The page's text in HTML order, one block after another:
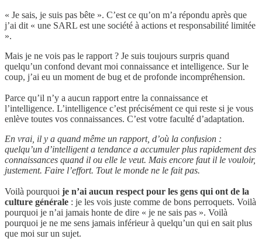
« Je sais, je suis pas bête ». C’est ce qu’on m’a répondu après que
j’ai dit « une SARL est une société à actions et responsabilité limitée
».
Mais je ne vois pas le rapport ? Je suis toujours surpris quand
quelqu’un confond devant moi connaissance et intelligence. Sur le
coup, j’ai eu un moment de bug et de profonde incompréhension.
Parce qu’il n’y a aucun rapport entre la connaissance et
l’intelligence. L’intelligence c’est précisément ce qui reste si je vous
enlève toutes vos connaissances. C’est votre faculté d’adaptation.
En vrai, il y a quand même un rapport, d’où la confusion :
quelqu’un d’intelligent a tendance a accumuler plus rapidement des
connaissances quand il ou elle le veut. Mais encore faut il le vouloir,
justement. Faire l’effort. Tout le monde ne le fait pas.
Voilà pourquoi je n’ai aucun respect pour les gens qui ont de la
culture générale : je les vois juste comme de bons perroquets. Voilà
pourquoi je n’ai jamais honte de dire « je ne sais pas ». Voilà
pourquoi je ne me sens jamais inférieur à quelqu’un qui en sait plus
que moi sur un sujet.